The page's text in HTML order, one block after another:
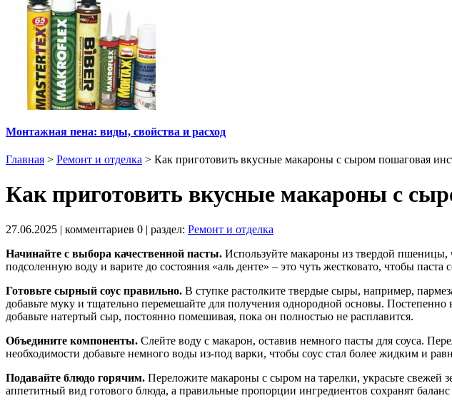
Монтажная пена: виды, свойства и расход
Главная > Ремонт и отделка > Как приготовить вкусные макароны с сыром пошаговая
Как приготовить вкусные макароны с
27.06.2025 | комментариев 0 | раздел: Ремонт и отделка
Начинайте с выбора качественной пасты. Используйте макароны из твердой
подсоленную воду и варите до состояния «аль денте» – это чуть жестковато, чтобы паста
Готовьте сырный соус правильно. В ступке растолките твердые сыры, например,
добавьте муку и тщательно перемешайте для получения однородной основы.
добавьте натертый сыр, постоянно помешивая, пока он полностью не расплавится.
Объедините компоненты. Слейте воду с макарон, оставив немного пасты для соуса.
необходимости добавьте немного воды из-под варки, чтобы соус стал более жидким и
Подавайте блюдо горячим. Переложите макароны с сыром на тарелки, украсьте
аппетитный вид готового блюда, а правильные пропорции ингредиентов сохранят